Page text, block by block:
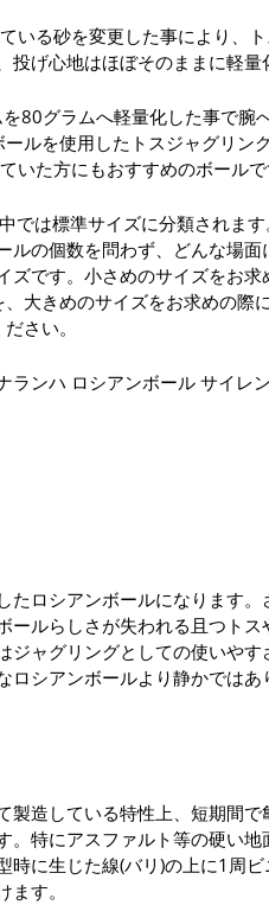
いる砂を変更した事により、
げ心地はほぼそのままに軽量
80グラムへ軽量化した事で腕
ルを使用したトスジャグリン
いた方にもおすすめのボールで
では標準サイズに分類されま
ルの個数を問わず、どんな場面
ズです。小さめのサイズをお求
、大きめのサイズをお求めの際
さい。
ンハ ロシアンボール サイレ
たロシアンボールになります。
ールらしさが失われる且つトス
ジャグリングとしての使いや
ロシアンボールより静かではあ
製造している特性上、短期間
。特にアスファルト等の硬い地
に生じた線(バリ)の上に1周
す。